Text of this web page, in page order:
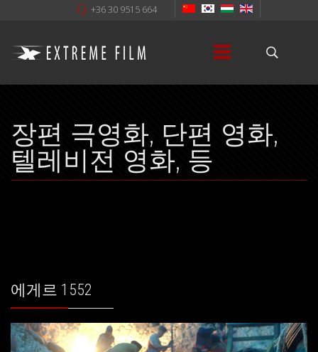
+36 30 9515 664
장편 극영화, 단편 영화,
텔레비전 영화, 등
에게르 ​​1552